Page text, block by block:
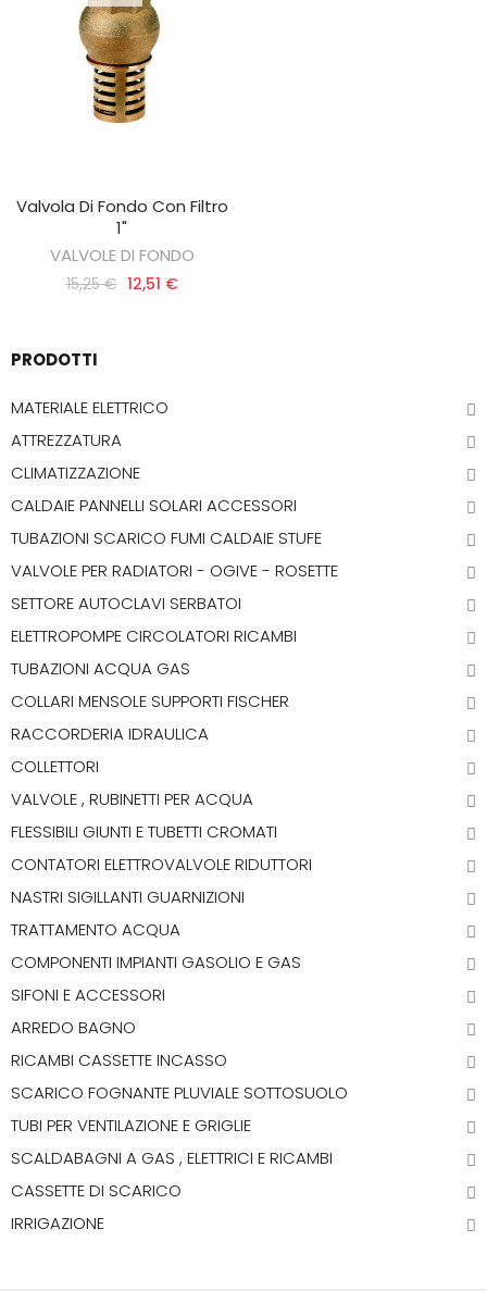
SCOPRIRE
Valvola Di Fondo Con Filtro
1"
VALVOLE DI FONDO
15,25 € 12,51 €
PRODOTTI
MATERIALE ELETTRICO
ATTREZZATURA
CLIMATIZZAZIONE
CALDAIE PANNELLI SOLARI ACCESSORI
TUBAZIONI SCARICO FUMI CALDAIE STUFE
VALVOLE PER RADIATORI - OGIVE - ROSETTE
SETTORE AUTOCLAVI SERBATOI
ELETTROPOMPE CIRCOLATORI RICAMBI
TUBAZIONI ACQUA GAS
COLLARI MENSOLE SUPPORTI FISCHER
RACCORDERIA IDRAULICA
COLLETTORI
VALVOLE , RUBINETTI PER ACQUA
FLESSIBILI GIUNTI E TUBETTI CROMATI
CONTATORI ELETTROVALVOLE RIDUTTORI
NASTRI SIGILLANTI GUARNIZIONI
TRATTAMENTO ACQUA
COMPONENTI IMPIANTI GASOLIO E GAS
SIFONI E ACCESSORI
ARREDO BAGNO
RICAMBI CASSETTE INCASSO
SCARICO FOGNANTE PLUVIALE SOTTOSUOLO
TUBI PER VENTILAZIONE E GRIGLIE
SCALDABAGNI A GAS , ELETTRICI E RICAMBI
CASSETTE DI SCARICO
IRRIGAZIONE